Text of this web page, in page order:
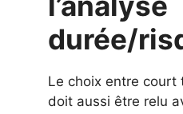
durée/
Le choix entre court
doit aussi être relu